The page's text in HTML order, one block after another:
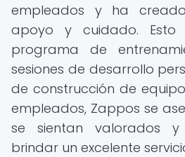
empleados y ha
apoyo y cuidado.
programa de
sesiones de desarrollo
de construcción de
empleados, Zappos se
se sientan valorados
brindar un excelente